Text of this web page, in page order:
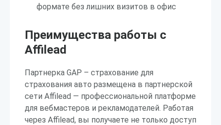
формате без лишних визитов в офис
Преимущества работы с
Affilead
Партнерка GAP – страхование для
страхования авто размещена в партнерской
сети Affilead — профессиональной платформе
для вебмастеров и рекламодателей. Работая
через Affilead, вы получаете не только доступ